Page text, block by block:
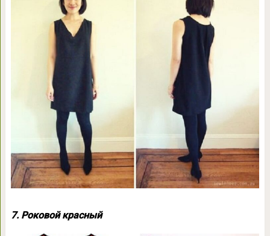
7. Роковой красный